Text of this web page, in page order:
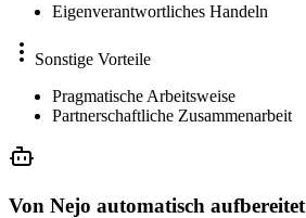
Eigenverantwortliches Handeln
Sonstige Vorteile
Pragmatische Arbeitsweise
Partnerschaftliche Zusammenarbeit
Von Nejo automatisch aufbereitet